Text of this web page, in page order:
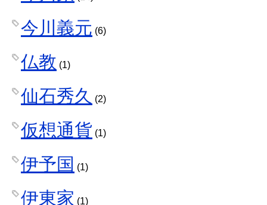
今川義元 (6)
仏教 (1)
仙石秀久 (2)
仮想通貨 (1)
伊予国 (1)
伊東家 (1)